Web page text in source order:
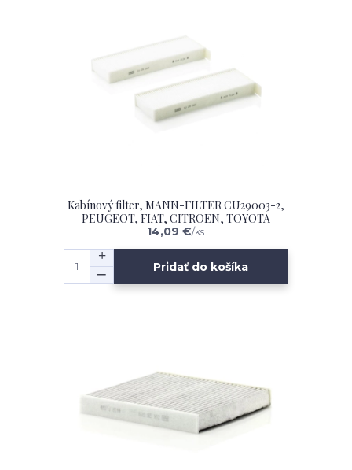
Kabínový filter, MANN-FILTER CU29003-2,
PEUGEOT, FIAT, CITROEN, TOYOTA
14,09 €/ks
Pridať do košíka